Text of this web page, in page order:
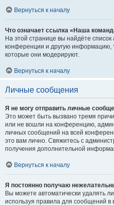
Вернуться к началу
Что означает ссылка «Наша
На этой странице вы найдёте
конференции и другую информацию,
которые они модерируют.
Вернуться к началу
Личные сообщения
Я не могу отправить личные
Это может быть вызвано тремя
или не вошли на конференцию,
личных сообщений на всей
это вам лично. Свяжитесь с
получения дополнительной
Вернуться к началу
Я постоянно получаю
Вы можете автоматически удалять
используя правила для сообщений